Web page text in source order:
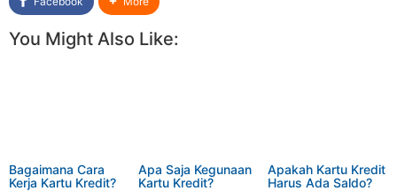
You Might Also Like:
Bagaimana Cara
Kerja Kartu Kredit?
Apa Saja Kegunaan
Kartu Kredit?
Apakah Kartu Kredit
Harus Ada Saldo?